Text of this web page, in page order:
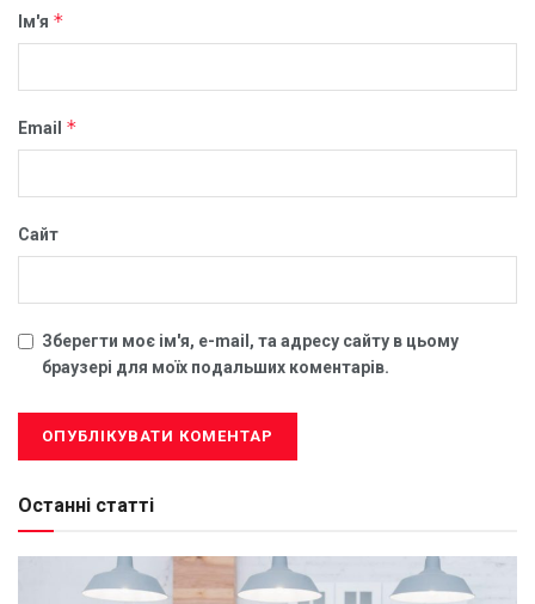
Ім'я *
Email *
Сайт
Зберегти моє ім'я, e-mail, та адресу сайту в цьому
браузері для моїх подальших коментарів.
Останні статті